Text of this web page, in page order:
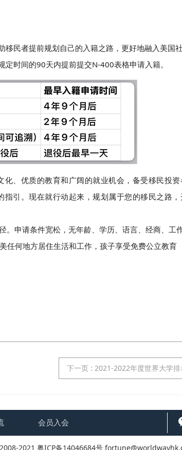
民者提前规划自己的入籍之路，更好地融入美国社
时间的90天内提前提交N-400表格申请入籍。
、优质的教育和广阔的就业机会，备受移民投资
引。现在就行动起来，规划属于您的移民之路，
。申请条件宽松，无年龄、学历、语言、经商、工
任何地方居住生活和工作，孩子享受免费公立教育
下一页 : 2021-2022年度世界大学排
会员入会
2021 粤ICP备14046684号